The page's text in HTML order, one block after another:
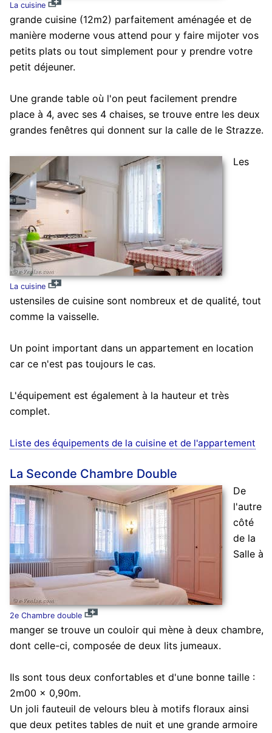
La cuisine
grande cuisine (12m2) parfaitement aménagée et de
manière moderne vous attend pour y faire mijoter vos
petits plats ou tout simplement pour y prendre votre
petit déjeuner.
Une grande table où l'on peut facilement prendre
place à 4, avec ses 4 chaises, se trouve entre les deux
grandes fenêtres qui donnent sur la calle de le Strazze.
La cuisine
Les
ustensiles de cuisine sont nombreux et de qualité, tout
comme la vaisselle.
Un point important dans un appartement en location
car ce n'est pas toujours le cas.
L'équipement est également à la hauteur et très
complet.
Liste des équipements de la cuisine et de l'appartement
La Seconde Chambre Double
2e Chambre double
De
l'autre
côté
de la
Salle à
manger se trouve un couloir qui mène à deux chambre,
dont celle-ci, composée de deux lits jumeaux.
Ils sont tous deux confortables et d'une bonne taille :
2m00 x 0,90m.
Un joli fauteuil de velours bleu à motifs floraux ainsi
que deux petites tables de nuit et une grande armoire